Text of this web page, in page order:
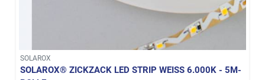
SOLAROX
SOLAROX® ZICKZACK LED STRIP WEISS 6.000K - 5M-R